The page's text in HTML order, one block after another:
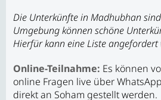
Die Unterkünfte in Madhubhan
Umgebung können schöne
Hierfür kann eine Liste angefordert
Online-Teilnahme: Es können
online Fragen live über
direkt an Soham gestellt werden.